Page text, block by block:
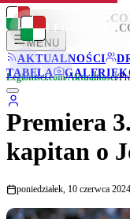
LEGIONISCI
MENU
AKTUALNOŚCI
TABELA
GALERIE
LEGIONISCI
Legionisci.com/Aktualności/
Premiera
kapitan o
poniedziałek, 10 czerwca